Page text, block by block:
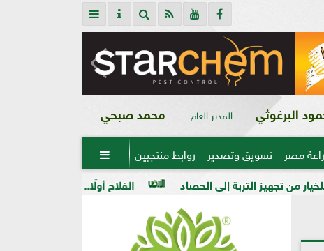
البرغوثي المدير العام محمد صبحي
مصر تسويق وتصدير روابط منتجيين 
الفلاح أولًا.. جولات ميدانية لرفع كفاءة الخدمات إلى الحصاد